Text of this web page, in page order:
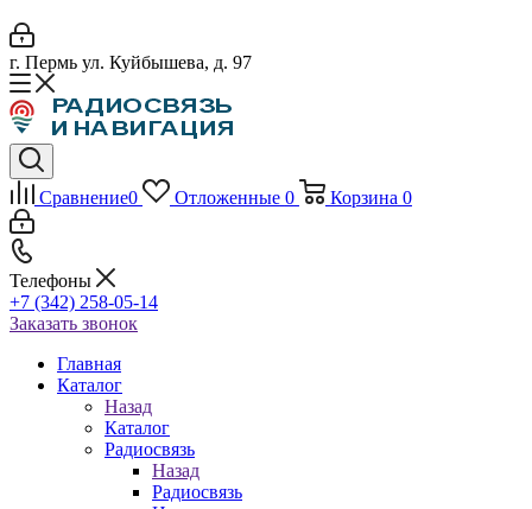
г. Пермь ул. Куйбышева, д. 97
Сравнение0 Отложенные 0 Корзина 0
Телефоны
+7 (342) 258-05-14
Заказать звонок
Главная
Каталог
Назад
Каталог
Радиосвязь
Назад
Радиосвязь